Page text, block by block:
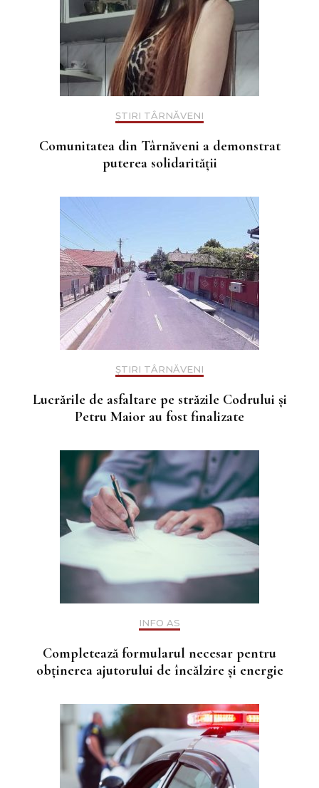
ȘTIRI TÂRNĂVENI
Comunitatea din Târnăveni a demonstrat
puterea solidarității
ȘTIRI TÂRNĂVENI
Lucrările de asfaltare pe străzile Codrului și
Petru Maior au fost finalizate
INFO AS
Completează formularul necesar pentru
obținerea ajutorului de încălzire și energie